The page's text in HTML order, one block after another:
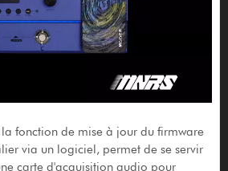
fonction de mise à jour du firmware
via un logiciel, permet de se servir
carte d'acquisition audio pour